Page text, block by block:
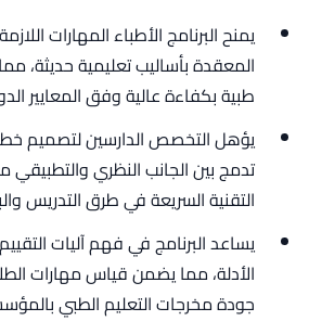
يمنح البرنامج الأطباء المهارات
المعقدة بأساليب تعليمية حديثة،
طبية بكفاءة عالية وفق المعايير
يؤهل التخصص الدارسين لتصميم
تدمج بين الجانب النظري والتطبيقي
التقنية السريعة في طرق التدريس
يساعد البرنامج في فهم آليات التقييم
الأدلة، مما يضمن قياس مهارات
جودة مخرجات التعليم الطبي